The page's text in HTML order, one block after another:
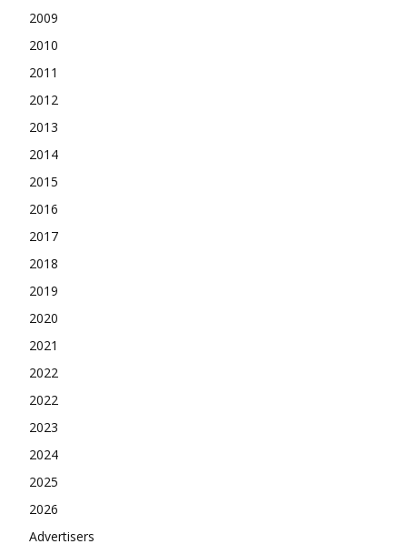
2009
2010
2011
2012
2013
2014
2015
2016
2017
2018
2019
2020
2021
2022
2022
2023
2024
2025
2026
Advertisers